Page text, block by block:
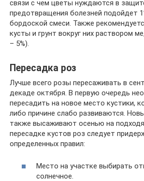
связи с чем цветы нуждаются в
предотвращения болезней подойдет
бордоской смеси. Также
кусты и грунт вокруг них раствором
– 5%).
Пересадка роз
Лучше всего розы пересаживать в
декаде октября. В первую очередь
пересадить на новое место кустики,
либо причине слабо развиваются.
также высаживают осенью на
пересадке кустов роз следует
определенных правил:
Место на участке выбирать
солнечное.